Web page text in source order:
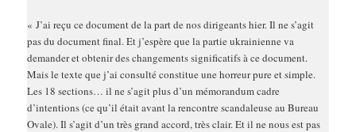
« J’ai reçu ce document de la part de nos dirigeants hier. Il ne s’agit
pas du document final. Et j’espère que la partie ukrainienne va
demander et obtenir des changements significatifs à ce document.
Mais le texte que j’ai consulté constitue une horreur pure et simple.
Les 18 sections… il ne s’agit plus d’un mémorandum cadre
d’intentions (ce qu’il était avant la rencontre scandaleuse au Bureau
Ovale). Il s’agit d’un très grand accord, très clair. Et il ne nous est pas